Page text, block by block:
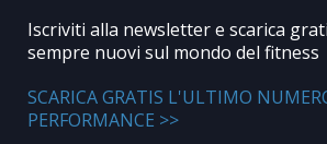
Iscriviti alla newsletter e scarica
sempre nuovi sul mondo del fitness
SCARICA GRATIS L'ULTIMO
PERFORMANCE >>